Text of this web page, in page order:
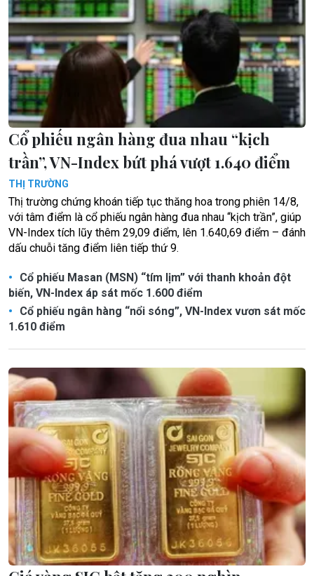
Cổ phiếu ngân hàng đua nhau “kịch
trần”, VN-Index bứt phá vượt 1.640 điểm
THỊ TRƯỜNG
Thị trường chứng khoán tiếp tục thăng hoa trong phiên 14/8,
với tâm điểm là cổ phiếu ngân hàng đua nhau “kịch trần”, giúp
VN-Index tích lũy thêm 29,09 điểm, lên 1.640,69 điểm – đánh
dấu chuỗi tăng điểm liên tiếp thứ 9.
Cổ phiếu Masan (MSN) “tím lịm” với thanh khoản đột
biến, VN-Index áp sát mốc 1.600 điểm
Cổ phiếu ngân hàng “nổi sóng”, VN-Index vươn sát mốc
1.610 điểm